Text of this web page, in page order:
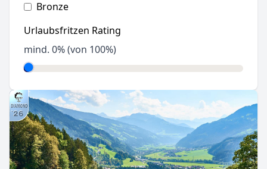
Bronze
Urlaubsfritzen Rating
mind. 0% (von 100%)